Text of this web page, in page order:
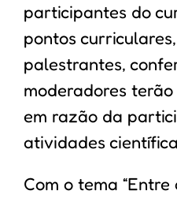
participantes do
pontos
palestrantes,
moderadores
em razão da
atividades
Com o tema “Entre